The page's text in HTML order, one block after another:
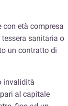
con età compresa
sanitaria o
un contratto di
invalidità
al capitale